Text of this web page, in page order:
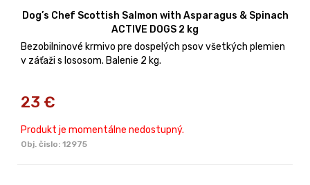
Dog’s Chef Scottish Salmon with Asparagus & Spinach
ACTIVE DOGS 2 kg
Bezobilninové krmivo pre dospelých psov všetkých plemien
v záťaži s lososom. Balenie 2 kg.
23 €
Produkt je momentálne nedostupný.
Obj. čislo: 12975